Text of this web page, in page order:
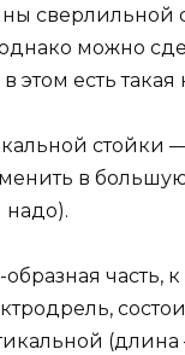
сверлильной
можно
этом есть
стойки
в
надо).
часть, к